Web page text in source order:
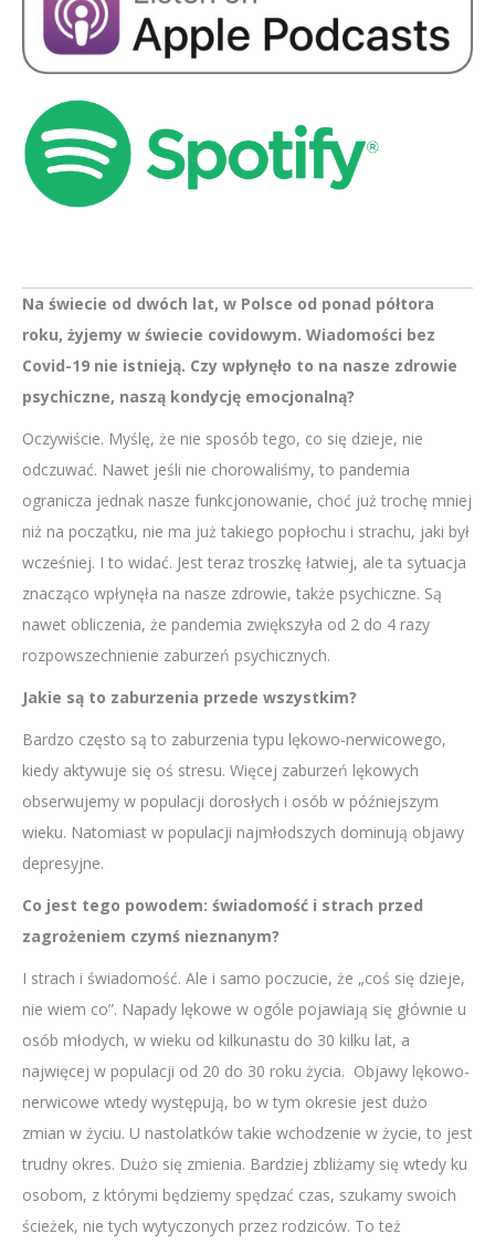
Na świecie od dwóch lat, w Polsce od ponad półtora
roku, żyjemy w świecie covidowym. Wiadomości bez
Covid-19 nie istnieją. Czy wpłynęło to na nasze zdrowie
psychiczne, naszą kondycję emocjonalną?
Oczywiście. Myślę, że nie sposób tego, co się dzieje, nie
odczuwać. Nawet jeśli nie chorowaliśmy, to pandemia
ogranicza jednak nasze funkcjonowanie, choć już trochę mniej
niż na początku, nie ma już takiego popłochu i strachu, jaki był
wcześniej. I to widać. Jest teraz troszkę łatwiej, ale ta sytuacja
znacząco wpłynęła na nasze zdrowie, także psychiczne. Są
nawet obliczenia, że pandemia zwiększyła od 2 do 4 razy
rozpowszechnienie zaburzeń psychicznych.
Jakie są to zaburzenia przede wszystkim?
Bardzo często są to zaburzenia typu lękowo-nerwicowego,
kiedy aktywuje się oś stresu. Więcej zaburzeń lękowych
obserwujemy w populacji dorosłych i osób w późniejszym
wieku. Natomiast w populacji najmłodszych dominują objawy
depresyjne.
Co jest tego powodem: świadomość i strach przed
zagrożeniem czymś nieznanym?
I strach i świadomość. Ale i samo poczucie, że „coś się dzieje,
nie wiem co”. Napady lękowe w ogóle pojawiają się głównie u
osób młodych, w wieku od kilkunastu do 30 kilku lat, a
najwięcej w populacji od 20 do 30 roku życia. Objawy lękowo-
nerwicowe wtedy występują, bo w tym okresie jest dużo
zmian w życiu. U nastolatków takie wchodzenie w życie, to jest
trudny okres. Dużo się zmienia. Bardziej zbliżamy się wtedy ku
osobom, z którymi będziemy spędzać czas, szukamy swoich
ścieżek, nie tych wytyczonych przez rodziców. To też